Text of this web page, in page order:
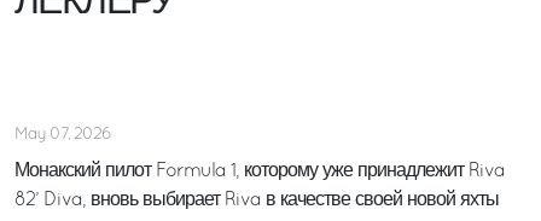
May 07, 2026
Монакский пилот Formula 1, которому уже принадлежит Riva
82’ Diva, вновь выбирает Riva в качестве своей новой яхты